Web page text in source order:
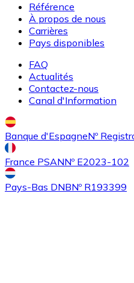
AcheterUniswap
UNI
Acheter
ETC
Référence
À propos de nous
Carrières
Pays disponibles
FAQ
Actualités
Contactez-nous
Canal d'Information
Banque d'EspagneNº
France PSANNº E2023-102
Pays-Bas DNBNº R193399